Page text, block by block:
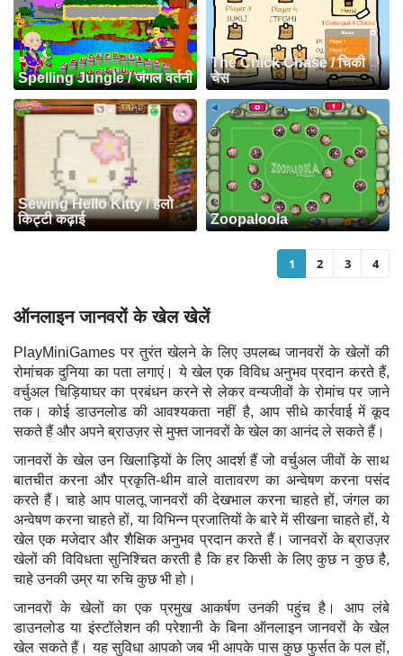
Spelling Jungle / जंगल वर्तनी
The Chick Chase / चिकी
चेस
Sewing Hello Kitty / हेलो
किट्टी कढ़ाई
Zoopaloola
1 2 3 4
ऑनलाइन जानवरों के खेल खेलें
PlayMiniGames पर तुरंत खेलने के लिए उपलब्ध जानवरों के खेलों की
रोमांचक दुनिया का पता लगाएं। ये खेल एक विविध अनुभव प्रदान करते हैं,
वर्चुअल चिड़ियाघर का प्रबंधन करने से लेकर वन्यजीवों के रोमांच पर जाने
तक। कोई डाउनलोड की आवश्यकता नहीं है, आप सीधे कार्रवाई में कूद
सकते हैं और अपने ब्राउज़र से मुफ्त जानवरों के खेल का आनंद ले सकते हैं।
जानवरों के खेल उन खिलाड़ियों के लिए आदर्श हैं जो वर्चुअल जीवों के साथ
बातचीत करना और प्रकृति-थीम वाले वातावरण का अन्वेषण करना पसंद
करते हैं। चाहे आप पालतू जानवरों की देखभाल करना चाहते हों, जंगल का
अन्वेषण करना चाहते हों, या विभिन्न प्रजातियों के बारे में सीखना चाहते हों, ये
खेल एक मजेदार और शैक्षिक अनुभव प्रदान करते हैं। जानवरों के ब्राउज़र
खेलों की विविधता सुनिश्चित करती है कि हर किसी के लिए कुछ न कुछ है,
चाहे उनकी उम्र या रुचि कुछ भी हो।
जानवरों के खेलों का एक प्रमुख आकर्षण उनकी पहुंच है। आप लंबे
डाउनलोड या इंस्टॉलेशन की परेशानी के बिना ऑनलाइन जानवरों के खेल
खेल सकते हैं। यह सुविधा आपको जब भी आपके पास कुछ फुर्सत के पल हों,